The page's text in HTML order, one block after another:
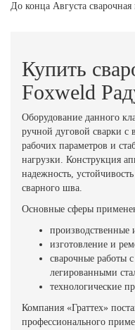
До конца Августа сварочная
Купить
Foxweld
Оборудование данного
ручной дуговой сварки с
рабочих параметров и
нагрузки. Конструкция
надежность,
сварного шва.
Основные сферы
производственные
изготовление и
сварочные работы
легированными
технологические
Компания «Граттех»
профессионального